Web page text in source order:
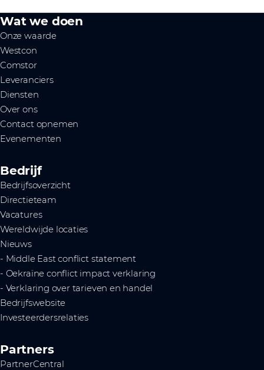
Wat we doen
Onze waarde
Westcon
Comstor
Leveranciers
Diensten
Over ons
Contact opnemen
Evenementen
Bedrijf
Bedrijfsoverzicht
Directieteam
Vacatures
Wereldwijde locaties
Nieuws
- Middle East conflict statement
- Oekraïne conflict impact verklaring
- Verklaring over tarieven en handel
Bedrijfswebsite
Investeerdersrelaties
Partners
PartnerCentral